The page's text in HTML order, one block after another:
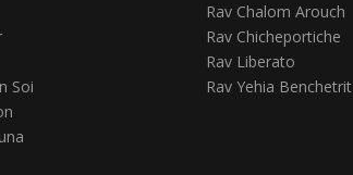
Soi
Rav Chalom Arouch
Rav Chicheportiche
Rav Liberato
Rav Yehia Benchetrit